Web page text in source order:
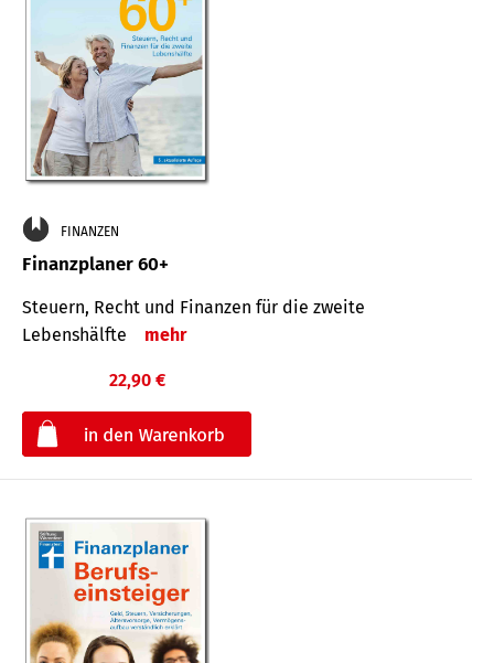
FINANZEN
Finanzplaner 60+
Steuern, Recht und Finanzen für die zweite
Lebenshälfte
mehr
22,90 €